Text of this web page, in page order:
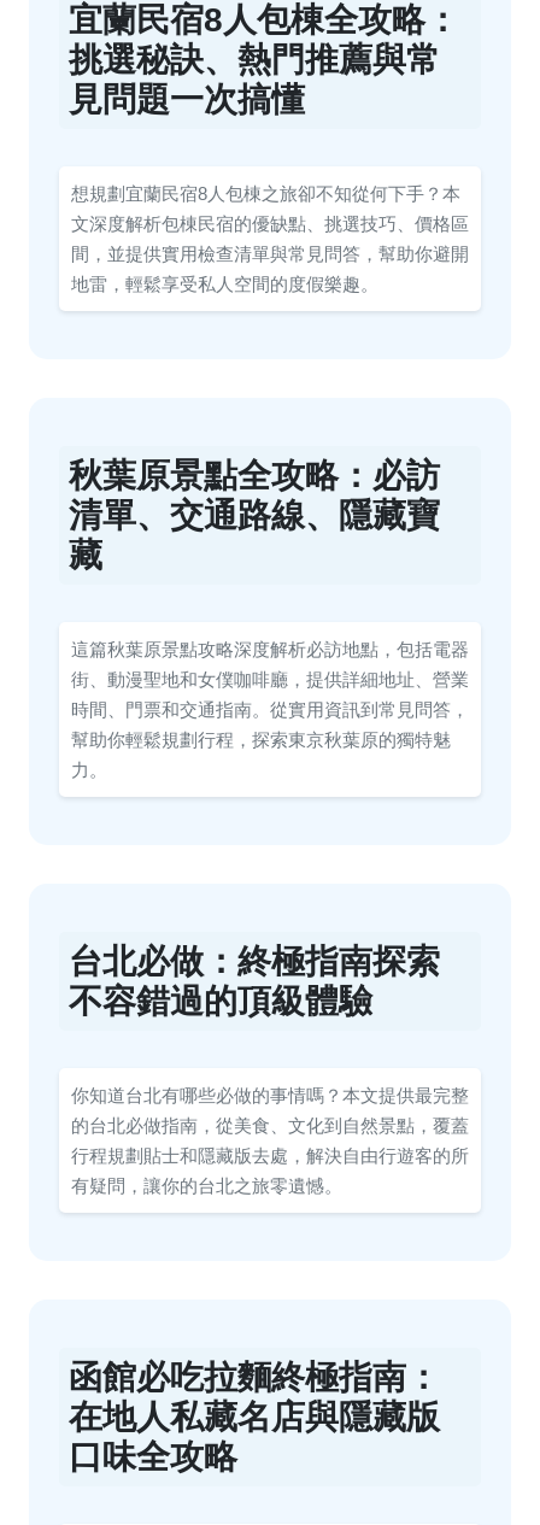
宜蘭民宿8人包棟全攻略：
挑選秘訣、熱門推薦與常
見問題一次搞懂
想規劃宜蘭民宿8人包棟之旅卻不知從何下手？本
文深度解析包棟民宿的優缺點、挑選技巧、價格區
間，並提供實用檢查清單與常見問答，幫助你避開
地雷，輕鬆享受私人空間的度假樂趣。
秋葉原景點全攻略：必訪
清單、交通路線、隱藏寶
藏
這篇秋葉原景點攻略深度解析必訪地點，包括電器
街、動漫聖地和女僕咖啡廳，提供詳細地址、營業
時間、門票和交通指南。從實用資訊到常見問答，
幫助你輕鬆規劃行程，探索東京秋葉原的獨特魅
力。
台北必做：終極指南探索
不容錯過的頂級體驗
你知道台北有哪些必做的事情嗎？本文提供最完整
的台北必做指南，從美食、文化到自然景點，覆蓋
行程規劃貼士和隱藏版去處，解決自由行遊客的所
有疑問，讓你的台北之旅零遺憾。
函館必吃拉麵終極指南：
在地人私藏名店與隱藏版
口味全攻略